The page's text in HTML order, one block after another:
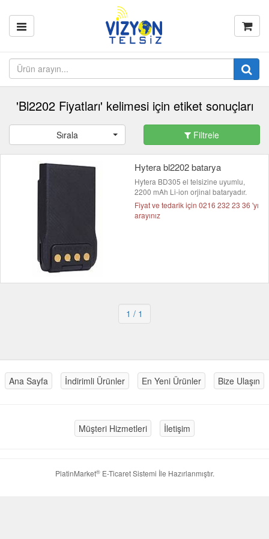
'Bl2202 Fiyatları' kelimesi için etiket sonuçları
Sırala Filtrele
Hytera bl2202 batarya
Hytera BD305 el telsizine uyumlu,
2200 mAh Li-ion orjinal bataryadır.
Fiyat ve tedarik için 0216 232 23 36 'yı
arayınız
1 / 1
Ana Sayfa İndirimli Ürünler En Yeni Ürünler Bize Ulaşın
Müşteri Hizmetleri İletişim
PlatinMarket®E-Ticaret Sistemi İle Hazırlanmıştır.